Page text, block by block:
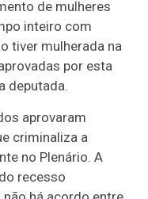
de mulheres
inteiro com
tiver mulherada na
por esta
deputada.
aprovaram
criminaliza a
no Plenário. A
recesso